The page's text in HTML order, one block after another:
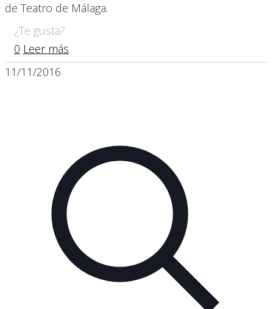
de Teatro de Málaga.
¿Te gusta?
0 Leer más
11/11/2016